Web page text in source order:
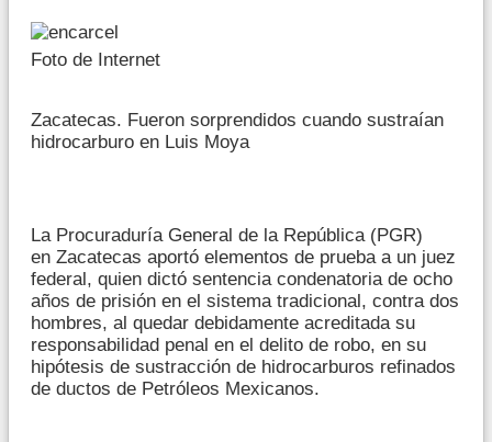
Foto de Internet
Zacatecas. Fueron sorprendidos cuando sustraían
hidrocarburo en Luis Moya
La Procuraduría General de la República (PGR)
en Zacatecas aportó elementos de prueba a un juez
federal, quien dictó sentencia condenatoria de ocho
años de prisión en el sistema tradicional, contra dos
hombres, al quedar debidamente acreditada su
responsabilidad penal en el delito de robo, en su
hipótesis de sustracción de hidrocarburos refinados
de ductos de Petróleos Mexicanos.